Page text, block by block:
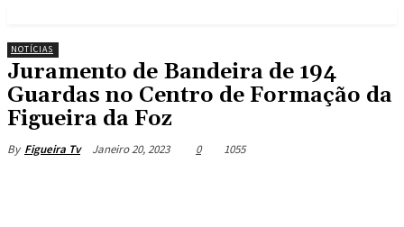
NOTÍCIAS
Juramento de Bandeira de 194
Guardas no Centro de Formação da
Figueira da Foz
By Figueira Tv Janeiro 20, 2023 0 1055